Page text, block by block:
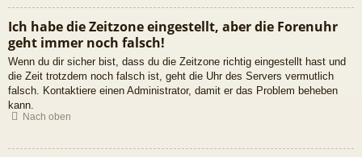
Ich habe die Zeitzone eingestellt, aber die Forenuhr
geht immer noch falsch!
Wenn du dir sicher bist, dass du die Zeitzone richtig eingestellt hast und
die Zeit trotzdem noch falsch ist, geht die Uhr des Servers vermutlich
falsch. Kontaktiere einen Administrator, damit er das Problem beheben
kann.
Nach oben